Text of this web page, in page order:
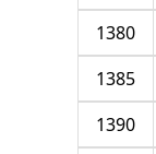
1380
1385
1390